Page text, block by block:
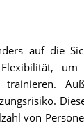
auf die
um
von